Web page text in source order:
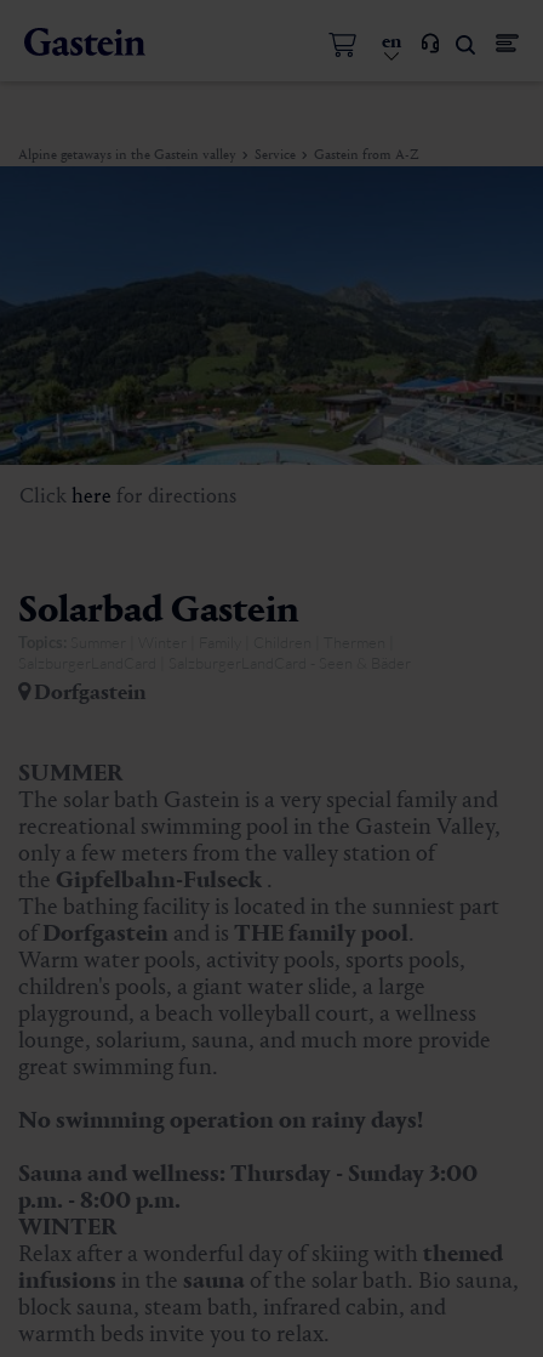
en
Alpine getaways in the Gastein valley Service Gastein from A-Z
Click here for directions
Solarbad Gastein
Dorfgastein
SUMMER
The solar bath Gastein is a very special family and
recreational swimming pool in the Gastein Valley,
only a few meters from the valley station of
the Gipfelbahn-Fulseck .
The bathing facility is located in the sunniest part
ofDorfgastein and is THE family pool.
Warm water pools, activity pools, sports pools,
children's pools, a giant water slide, a large
playground, a beach volleyball court, a wellness
lounge, solarium, sauna, and much more provide
great swimming fun.
No swimming operation on rainy days!
Sauna and wellness: Thursday - Sunday 3:00
p.m. - 8:00 p.m.
WINTER
Relax after a wonderful day of skiing with themed
infusions in the sauna of the solar bath. Bio sauna,
block sauna, steam bath, infrared cabin, and
warmth beds invite you to relax.